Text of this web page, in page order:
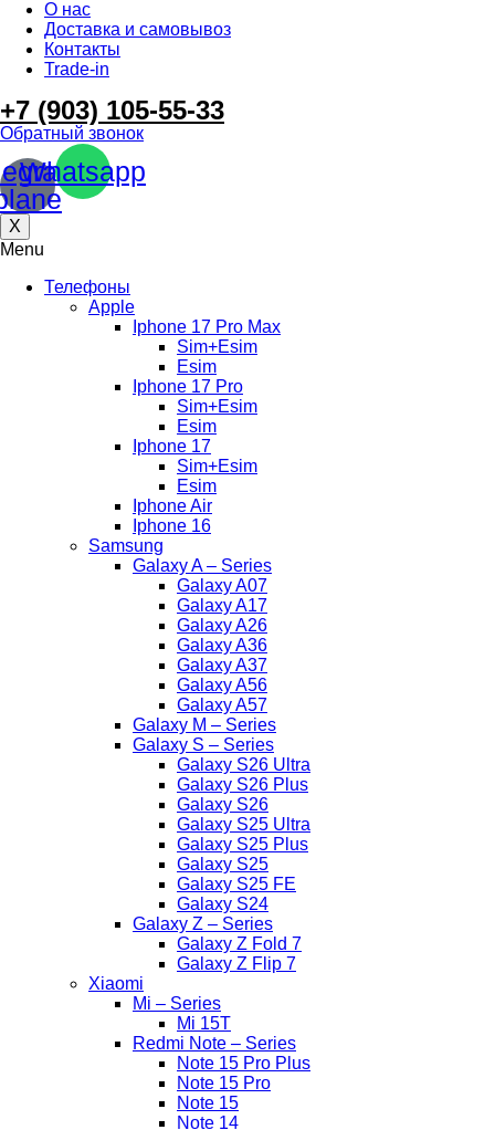
О нас
Доставка и самовывоз
Контакты
Trade-in
+7 (903) 105-55-33
Обратный звонок
Whatsapp
X
Menu
Телефоны
Apple
Iphone 17 Pro Max
Sim+Esim
Esim
Iphone 17 Pro
Sim+Esim
Esim
Iphone 17
Sim+Esim
Esim
Iphone Air
Iphone 16
Samsung
Galaxy A – Series
Galaxy A07
Galaxy A17
Galaxy A26
Galaxy A36
Galaxy A37
Galaxy A56
Galaxy A57
Galaxy M – Series
Galaxy S – Series
Galaxy S26 Ultra
Galaxy S26 Plus
Galaxy S26
Galaxy S25 Ultra
Galaxy S25 Plus
Galaxy S25
Galaxy S25 FE
Galaxy S24
Galaxy Z – Series
Galaxy Z Fold 7
Galaxy Z Flip 7
Xiaomi
Mi – Series
Mi 15T
Redmi Note – Series
Note 15 Pro Plus
Note 15 Pro
Note 15
Note 14